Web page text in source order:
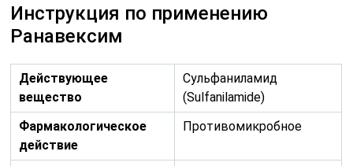
Инструкция по применению
Ранавексим
Действующее
вещество
Сульфаниламид
(Sulfanilamide)
Фармакологическое
действие
Противомикробное